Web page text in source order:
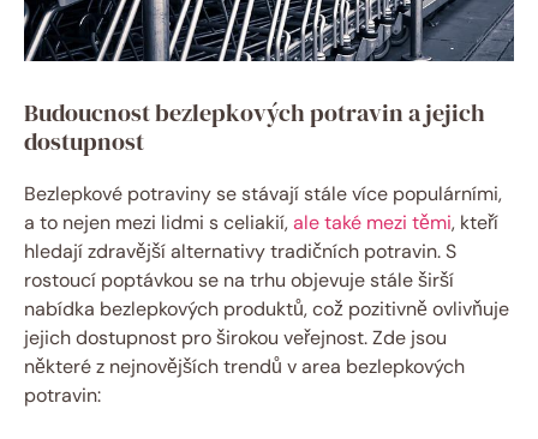
Budoucnost bezlepkových potravin a ​jejich
dostupnost
Bezlepkové potraviny se⁤ stávají stále více populárními,
a​ to nejen mezi lidmi s​ celiakií,ale také mezi těmi,‍ kteří
hledají zdravější ⁢alternativy tradičních potravin. S
rostoucí poptávkou se ⁤na trhu objevuje stále širší
nabídka bezlepkových ‌produktů, což pozitivně ovlivňuje
jejich dostupnost pro‍ širokou veřejnost.⁤ Zde jsou
některé z nejnovějších trendů v area bezlepkových
‍potravin: